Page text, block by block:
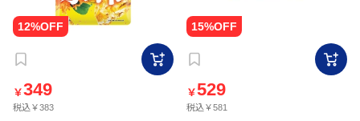
￥349
税込￥383
￥529
税込￥581